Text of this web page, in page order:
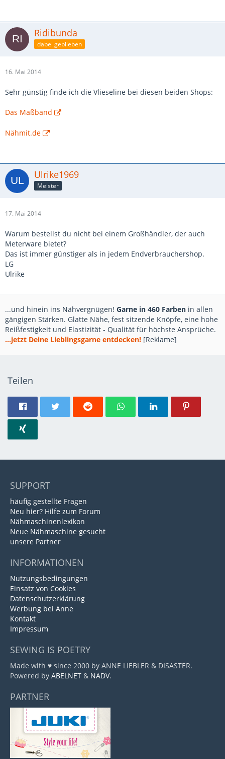
Ridibunda
dabei geblieben
16. Mai 2014
Sehr günstig finde ich die Vlieseline bei diesen beiden Shops:
Das Maßband
Nähmit.de
Ulrike1969
Meister
17. Mai 2014
Warum bestellst du nicht bei einem Großhändler, der auch
Meterware bietet?
Das ist immer günstiger als in jedem Endverbrauchershop.
LG
Ulrike
...und hinein ins Nähvergnügen! Garne in 460 Farben in allen
gängigen Stärken. Glatte Nähe, fest sitzende Knöpfe, eine hohe
Reißfestigkeit und Elastizität - Qualität für höchste Ansprüche.
...jetzt Deine Lieblingsgarne entdecken! [Reklame]
Teilen
SUPPORT
häufig gestellte Fragen
Neu hier? Hilfe zum Forum
Nähmaschinenlexikon
Neue Nähmaschine gesucht
unsere Partner
INFORMATIONEN
Nutzungsbedingungen
Einsatz von Cookies
Datenschutzerklärung
Werbung bei Anne
Kontakt
Impressum
SEWING IS POETRY
Made with ♥ since 2000 by ANNE LIEBLER & DISASTER.
Powered by ABELNET & NADV.
PARTNER